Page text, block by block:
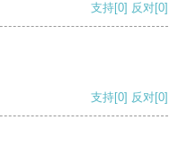
支持[0] 反对[0]
支持[0] 反对[0]